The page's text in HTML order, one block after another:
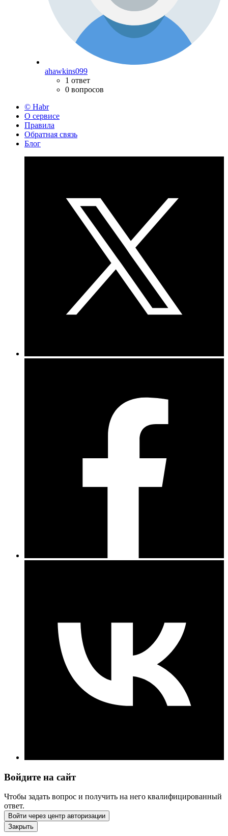
ahawkins099
1 ответ
0 вопросов
© Habr
О сервисе
Правила
Обратная связь
Блог
Войдите на сайт
Чтобы задать вопрос и получить на него квалифицированный
ответ.
Войти через центр авторизации
Закрыть